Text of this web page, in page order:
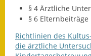
§ 4 Ärztliche
§ 6
Richtlinien des
die ärztliche